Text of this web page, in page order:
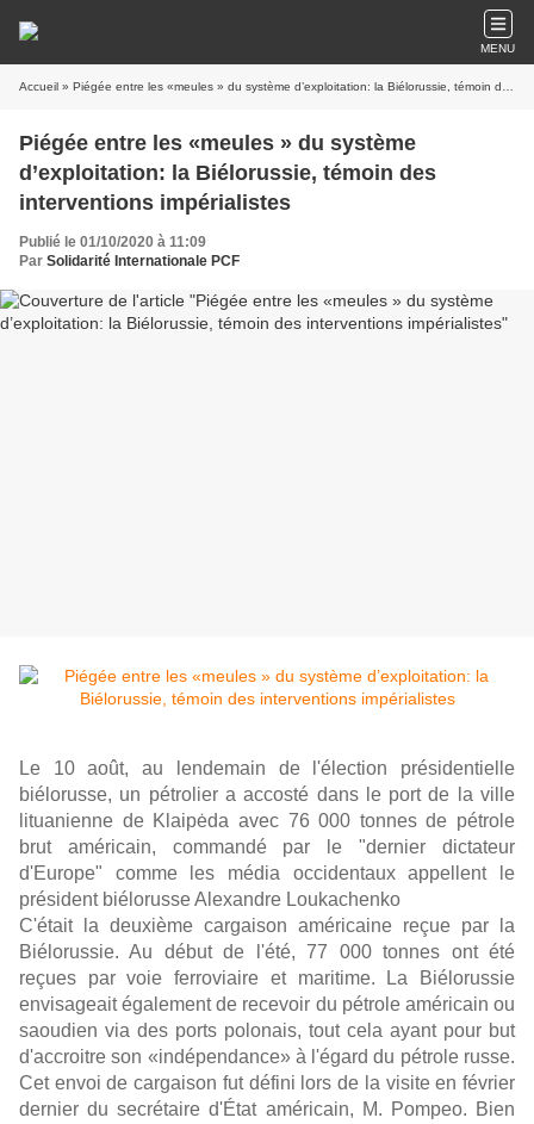
MENU
Accueil » Piégée entre les «meules » du système d’exploitation: la Biélorussie, témoin des interventions impérialistes
Piégée entre les «meules » du système
d’exploitation: la Biélorussie, témoin des
interventions impérialistes
Publié le 01/10/2020 à 11:09
Par Solidarité Internationale PCF
Le 10 août, au lendemain de l'élection présidentielle
biélorusse, un pétrolier a accosté dans le port de la ville
lituanienne de Klaipėda avec 76 000 tonnes de pétrole
brut américain, commandé par le "dernier dictateur
d'Europe" comme les média occidentaux appellent le
président biélorusse Alexandre Loukachenko
C'était la deuxième cargaison américaine reçue par la
Biélorussie. Au début de l'été, 77 000 tonnes ont été
reçues par voie ferroviaire et maritime. La Biélorussie
envisageait également de recevoir du pétrole américain ou
saoudien via des ports polonais, tout cela ayant pour but
d'accroitre son «indépendance» à l'égard du pétrole russe.
Cet envoi de cargaison fut défini lors de la visite en février
dernier du secrétaire d'État américain, M. Pompeo. Bien